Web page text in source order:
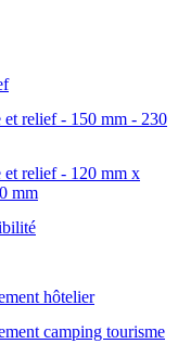
relief - 150 mm - 230
et relief - 120 mm x
mm
hôtelier
camping tourisme